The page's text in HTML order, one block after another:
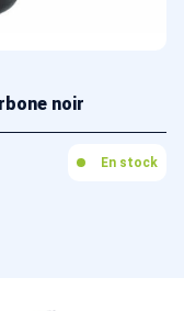
noir
En stock